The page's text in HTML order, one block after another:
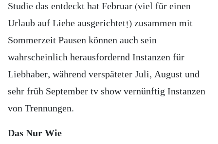
Studie das entdeckt hat Februar (viel für einen
Urlaub auf Liebe ausgerichtet!) zusammen mit
Sommerzeit Pausen können auch sein
wahrscheinlich herausfordernd Instanzen für
Liebhaber, während verspäteter Juli, August und
sehr früh September tv show vernünftig Instanzen
von Trennungen.
Das Nur Wie